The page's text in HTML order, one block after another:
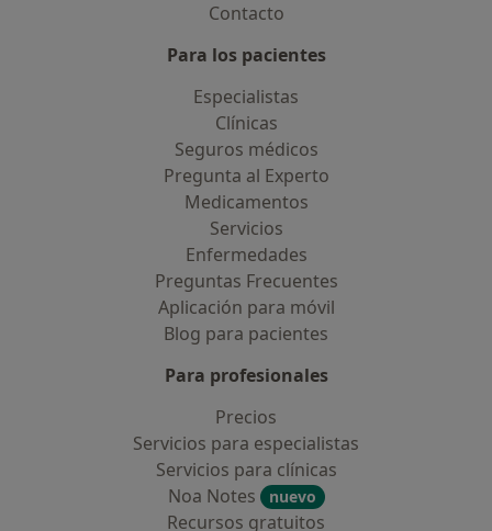
Contacto
Para los pacientes
Especialistas
Clínicas
Seguros médicos
Pregunta al Experto
Medicamentos
Servicios
Enfermedades
Preguntas Frecuentes
Aplicación para móvil
Blog para pacientes
Para profesionales
Precios
Servicios para especialistas
Servicios para clínicas
Noa Notes
nuevo
Recursos gratuitos